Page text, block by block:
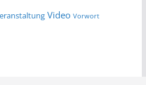
Video Vorwort